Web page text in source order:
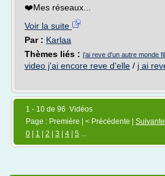
❤️Mes réseaux...
Voir la suite
Par : Karlaa
Thèmes liés : j'ai reve d'un autre monde
video j'ai encore reve d'elle / j ai
1 - 10 de 96 Vidéos
Page : Première | < Précédente | Suivante
0
1 2 3 4 5 ...